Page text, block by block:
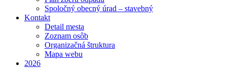
Spoločný obecný úrad – stavebný
Kontakt
Detail mesta
Zoznam osôb
Organizačná štruktura
Mapa webu
2026